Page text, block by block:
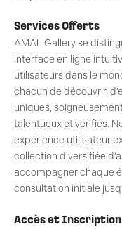
Services Offerts
AMAL Gallery se
interface en ligne
utilisateurs dans le
chacun de découvrir,
uniques,
talentueux et vérifiés.
expérience utilisateur
collection diversifiée
accompagner chaque
consultation initiale
Accès et Inscription